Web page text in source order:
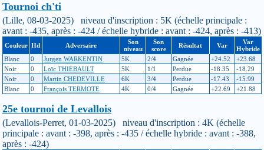
Tournoi ch'ti
(Lille, 08-03-2025) niveau d'inscription : 5K (échelle principale :
avant : -435, après : -424 / échelle hybride : avant : -424, après : -413)
Couleur Hd Adversaire
Son
niveau
Son
score
Résultat Var
Var
Hybride
Blanc
0 Jurgen WARKENTIN 5K 2/4 Gagnée +24.52
+23.68
Noir
0 Loïc THIEBAULT 5K 1/1 Perdue -18.35
-18.29
Noir
0 Martin CHEDEVILLE 6K 3/4 Perdue -17.43
-15.99
Blanc
0 François TERMOTE 4K 0/4 Gagnée +22.69 +21.88
25e tournoi de Levallois
(Levallois-Perret, 01-03-2025) niveau d'inscription : 4K (échelle
principale : avant : -398, après : -435 / échelle hybride : avant : -388,
après : -424)